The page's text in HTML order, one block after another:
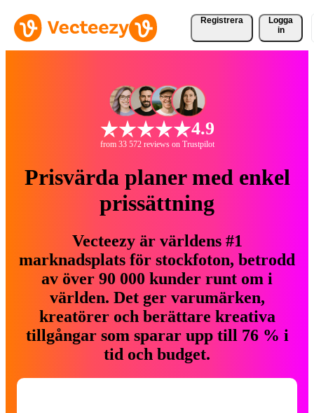
Registrera
Logga
in
4.9
from 33 572 reviews on Trustpilot
Prisvärda planer med enkel
prissättning
Vecteezy är världens #1
marknadsplats för stockfoton, betrodd
av över 90 000 kunder runt om i
världen. Det ger varumärken,
kreatörer och berättare kreativa
tillgångar som sparar upp till 76 % i
tid och budget.